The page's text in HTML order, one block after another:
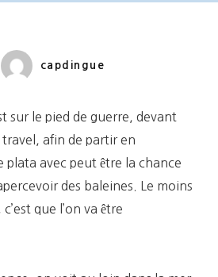
A
Frégates!!!!
capdingue
sur le pied de guerre, devant
travel, afin de partir en
plata avec peut être la chance
des baleines. Le moins
que l’on va être